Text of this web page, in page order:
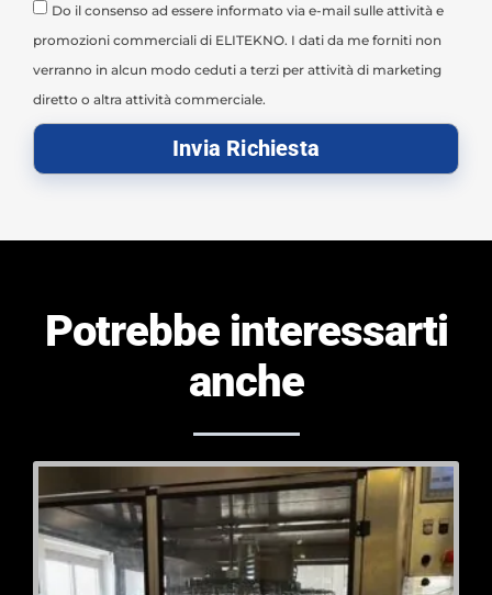
Do il consenso ad essere informato via e-mail sulle attività e
promozioni commerciali di ELITEKNO. I dati da me forniti non
verranno in alcun modo ceduti a terzi per attività di marketing
diretto o altra attività commerciale.
Invia Richiesta
Potrebbe interessarti
anche